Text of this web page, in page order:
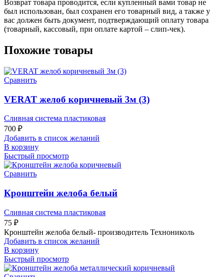
Возврат товара проводится, если купленный вами товар не
был использован, был сохранен его товарный вид, а также у
вас должен быть документ, подтверждающий оплату товара
(товарный, кассовый, при оплате картой – слип-чек).
Похожие товары
Сравнить
VERAT желоб коричневый 3м (3)
Сливная система пластиковая
700 ₽
Добавить в список желаний
В корзину
Быстрый просмотр
Сравнить
Кронштейн желоба белый
Сливная система пластиковая
75 ₽
Кронштейн желоба белый- производитель Технониколь
Добавить в список желаний
В корзину
Быстрый просмотр